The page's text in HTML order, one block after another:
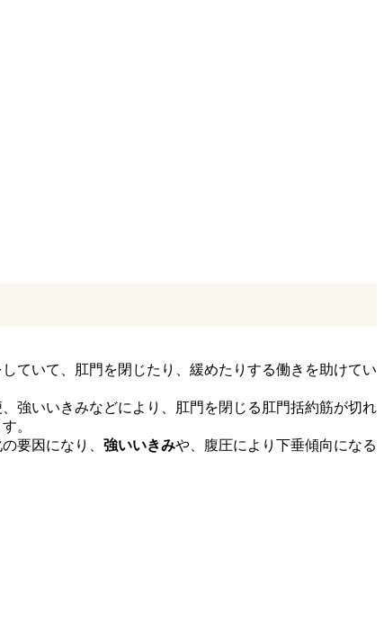
ていて、肛門を閉じたり、緩めたりする働きを助けてい
強いいきみなどにより、肛門を閉じる肛門括約筋が切れ
。
要因になり、 強いいきみや、腹圧により下垂傾向になる